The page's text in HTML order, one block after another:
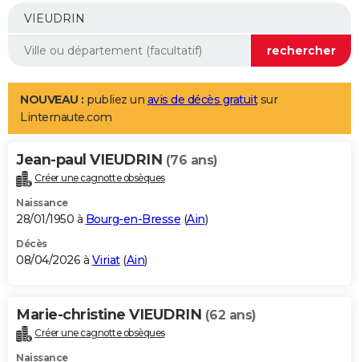
Mobiles
Meilleur smartphone
Internet
Ordinateurs
Jeux vidéo
Guide high-tech
Aménagement intérieur
LIFESTYLE
Art de vivre
Bien-être
Loisirs
Mode
Modes de vie
Alimentation
Guide de la santé
Maladies
Médicaments
Sommeil
VOYAGE
Destinations
City break
Voyage nature
Voyage de noces
Forum
Climat
+PHOTO
GUIDES D'ACHAT
BONS PLANS
Carte de Noël
Carte Bonne année
Carte Saint-Valentin
Carte Pâques
Carte d'anniversaire
DICTIONNAIRE
Dictionnaire
Biographies
Citations
Expressions
Proverbes
PROGRAMME TV
NOUVEAU : publiez un avis de décès gratuitsur
Linternaute.com
Jean-paul VIEUDRIN (76 ans)
Créer une cagnotte obsèques
Naissance
28/01/1950 à Bourg-en-Bresse (Ain)
Décès
08/04/2026 à Viriat(Ain)
Marie-christine VIEUDRIN (62 ans)
Créer une cagnotte obsèques
Naissance